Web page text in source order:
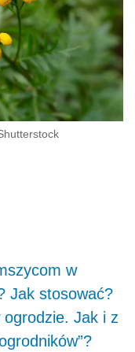
w
Jak stosować?
Jak i z